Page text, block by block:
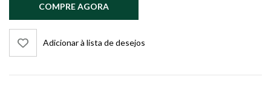
4ª
edição
2023
COMPRE AGORA
Adicionar à lista de desejos